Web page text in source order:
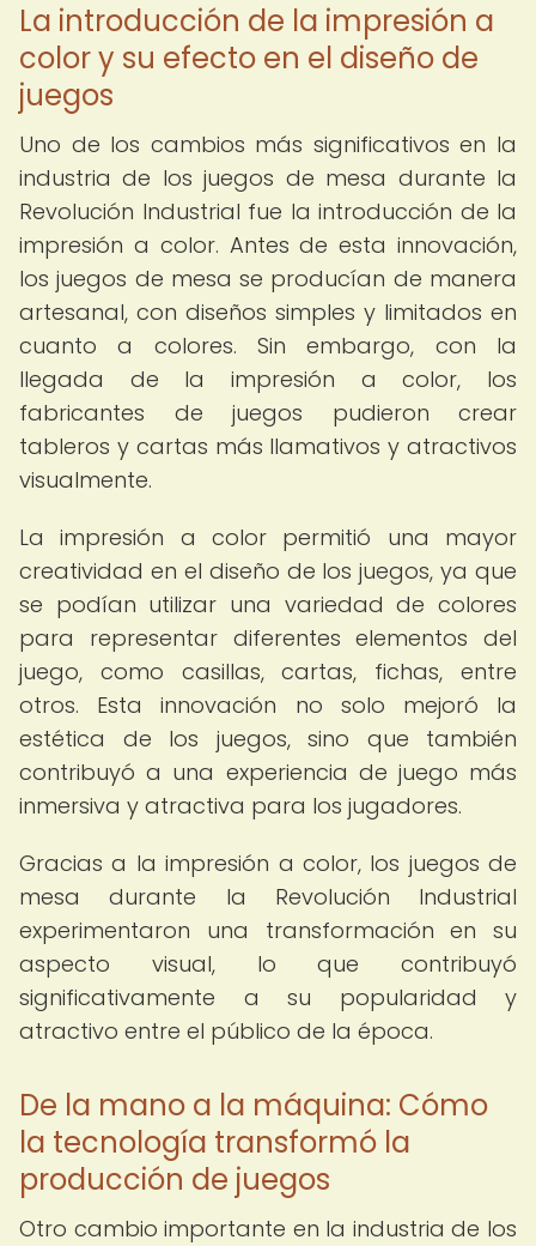
La introducción de la impresión a
color y su efecto en el diseño de
juegos
Uno de los cambios más significativos en la
industria de los juegos de mesa durante la
Revolución Industrial fue la introducción de la
impresión a color. Antes de esta innovación,
los juegos de mesa se producían de manera
artesanal, con diseños simples y limitados en
cuanto a colores. Sin embargo, con la
llegada de la impresión a color, los
fabricantes de juegos pudieron crear
tableros y cartas más llamativos y atractivos
visualmente.
La impresión a color permitió una mayor
creatividad en el diseño de los juegos, ya que
se podían utilizar una variedad de colores
para representar diferentes elementos del
juego, como casillas, cartas, fichas, entre
otros. Esta innovación no solo mejoró la
estética de los juegos, sino que también
contribuyó a una experiencia de juego más
inmersiva y atractiva para los jugadores.
Gracias a la impresión a color, los juegos de
mesa durante la Revolución Industrial
experimentaron una transformación en su
aspecto visual, lo que contribuyó
significativamente a su popularidad y
atractivo entre el público de la época.
De la mano a la máquina: Cómo
la tecnología transformó la
producción de juegos
Otro cambio importante en la industria de los